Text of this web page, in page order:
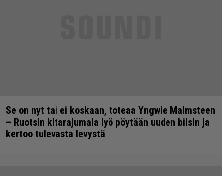
Se on nyt tai ei koskaan, toteaa Yngwie Malmsteen
– Ruotsin kitarajumala lyö pöytään uuden biisin ja
kertoo tulevasta levystä